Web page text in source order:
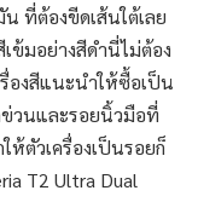
ที่ต้องขีดเส้นใต้เลย
ข้มอย่างสีดำนี่ไม่ต้อง
รื่องสีแนะนำให้ซื้อเป็น
ข่วนและรอยนิ้วมือที่
ห้ตัวเครื่องเป็นรอยก็
T2 Ultra Dual